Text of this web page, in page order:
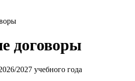
договоры
2027 учебного года